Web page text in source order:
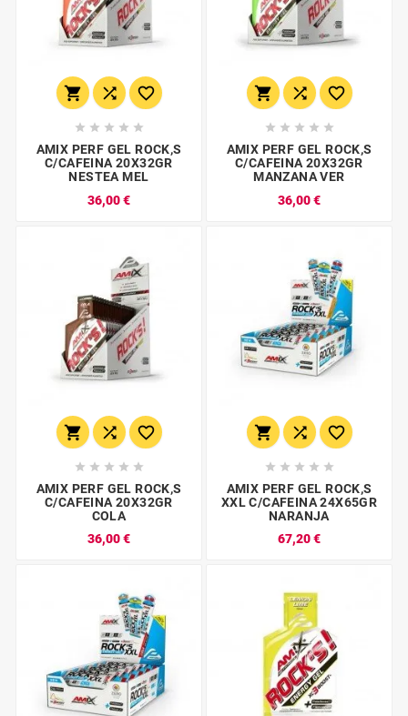
  
    
AMIX PERF GEL ROCK,S
C/CAFEINA 20X32GR
NESTEA MEL
36,00 €
  
    
AMIX PERF GEL ROCK,S
C/CAFEINA 20X32GR
MANZANA VER
36,00 €
  
    
AMIX PERF GEL ROCK,S
C/CAFEINA 20X32GR
COLA
36,00 €
  
    
AMIX PERF GEL ROCK,S
XXL C/CAFEINA 24X65GR
NARANJA
67,20 €